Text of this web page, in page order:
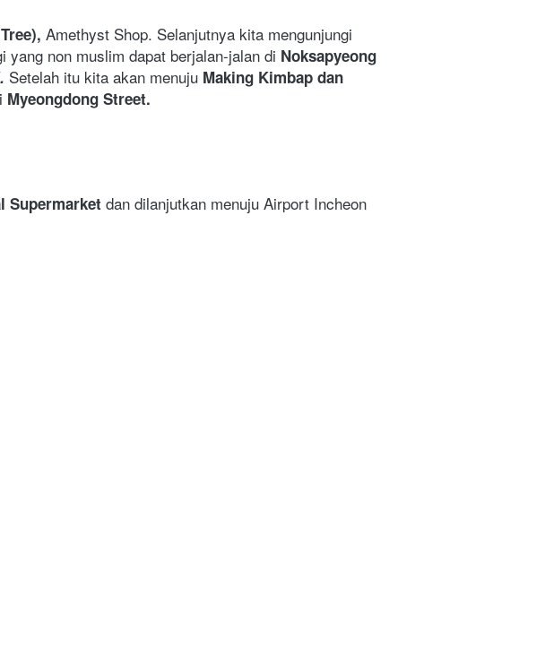
non muslim dapat berjalan-jalan di Noksapyeong
Setelah itu kita akan menuju Making Kimbap dan
Myeongdong Street.
Supermarket dan dilanjutkan menuju Airport Incheon